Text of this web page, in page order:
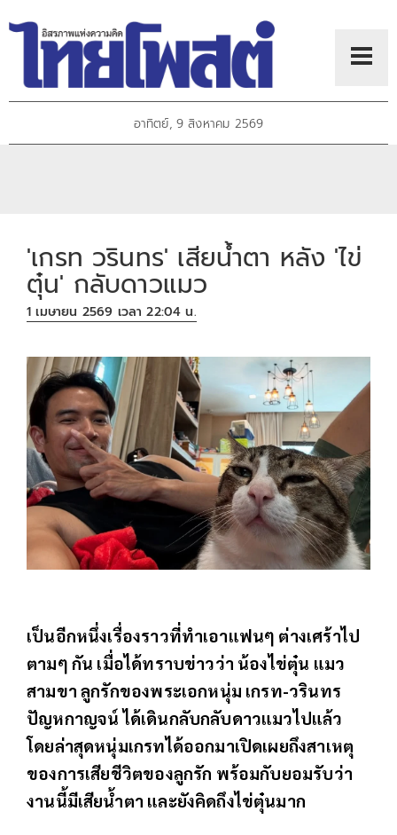
อาทิตย์, 9 สิงหาคม 2569
'เกรท วรินทร' เสียน้ำตา หลัง 'ไข่
ตุ๋น' กลับดาวแมว
1 เมษายน 2569 เวลา 22:04 น.
เป็นอีกหนึ่งเรื่องราวที่ทำเอาแฟนๆ ต่างเศร้าไป
ตามๆ กัน เมื่อได้ทราบข่าวว่า น้องไข่ตุ๋น แมว
สามขา ลูกรักของพระเอกหนุ่ม เกรท-วรินทร
ปัญหกาญจน์ ได้เดินกลับกลับดาวแมวไปแล้ว
โดยล่าสุดหนุ่มเกรทได้ออกมาเปิดเผยถึงสาเหตุ
ของการเสียชีวิตของลูกรัก พร้อมกับยอมรับว่า
งานนี้มีเสียน้ำตา และยังคิดถึงไข่ตุ๋นมาก